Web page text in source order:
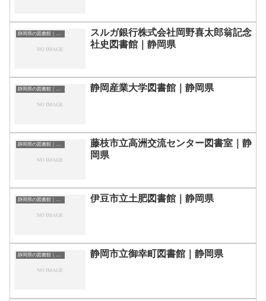
静岡県の図書館｜勉強できる場所
スルガ銀行株式会社岡野喜太郎翁記念
社史図書館｜静岡県
静岡県の図書館｜勉強できる場所 静岡産業大学図書館｜静岡県
静岡県の図書館｜勉強できる場所
藤枝市立高洲交流センター図書室｜静
岡県
静岡県の図書館｜勉強できる場所 伊豆市立土肥図書館｜静岡県
静岡県の図書館｜勉強できる場所 静岡市立御幸町図書館｜静岡県